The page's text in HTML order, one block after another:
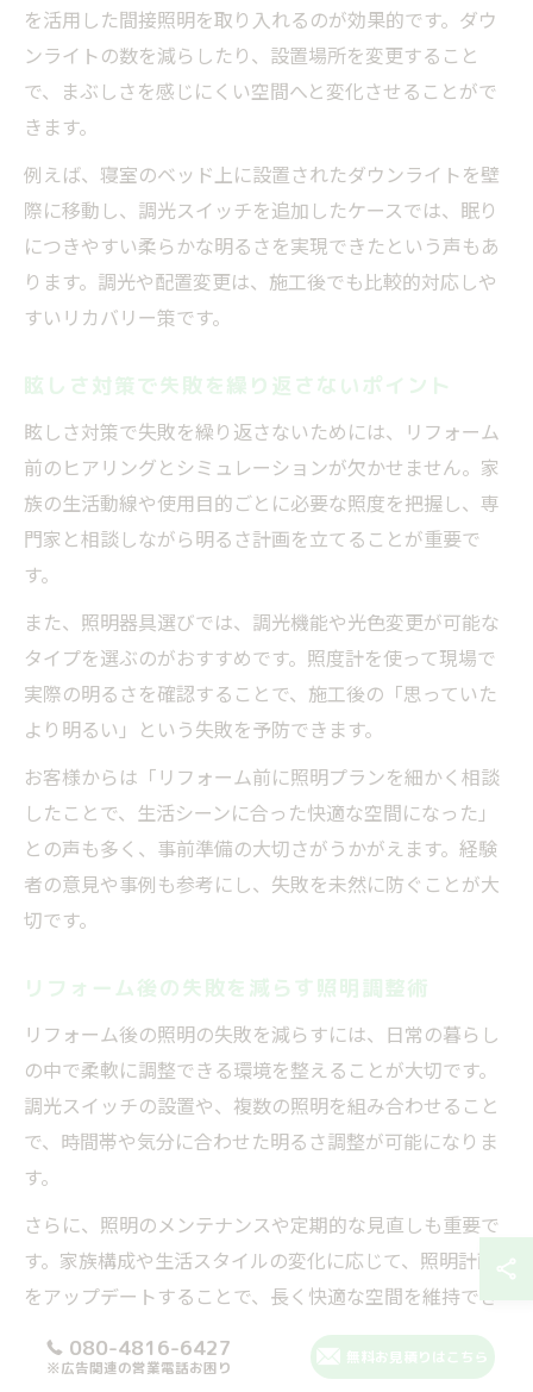
を活用した間接照明を取り入れるのが効果的です。ダウ
ンライトの数を減らしたり、設置場所を変更すること
で、まぶしさを感じにくい空間へと変化させることがで
きます。
例えば、寝室のベッド上に設置されたダウンライトを壁
際に移動し、調光スイッチを追加したケースでは、眠り
につきやすい柔らかな明るさを実現できたという声もあ
ります。調光や配置変更は、施工後でも比較的対応しや
すいリカバリー策です。
眩しさ対策で失敗を繰り返さないポイント
眩しさ対策で失敗を繰り返さないためには、リフォーム
前のヒアリングとシミュレーションが欠かせません。家
族の生活動線や使用目的ごとに必要な照度を把握し、専
門家と相談しながら明るさ計画を立てることが重要で
す。
また、照明器具選びでは、調光機能や光色変更が可能な
タイプを選ぶのがおすすめです。照度計を使って現場で
実際の明るさを確認することで、施工後の「思っていた
より明るい」という失敗を予防できます。
お客様からは「リフォーム前に照明プランを細かく相談
したことで、生活シーンに合った快適な空間になった」
との声も多く、事前準備の大切さがうかがえます。経験
者の意見や事例も参考にし、失敗を未然に防ぐことが大
切です。
リフォーム後の失敗を減らす照明調整術
リフォーム後の照明の失敗を減らすには、日常の暮らし
の中で柔軟に調整できる環境を整えることが大切です。
調光スイッチの設置や、複数の照明を組み合わせること
で、時間帯や気分に合わせた明るさ調整が可能になりま
す。
さらに、照明のメンテナンスや定期的な見直しも重要で
す。家族構成や生活スタイルの変化に応じて、照明計画
をアップデートすることで、長く快適な空間を維持でき
ます。特にお子様や高齢者がいるご家庭では、まぶしさ
を感じにくい間接照明やフットライトの導入が推奨され
080-4816-6427
※広告関連の営業電話お困り
無料お見積りはこちら